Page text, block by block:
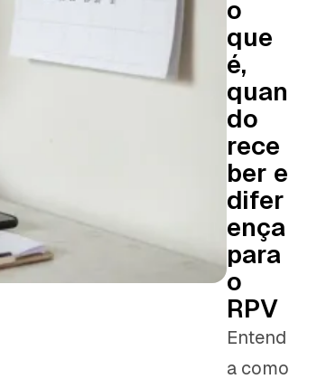
o
que
é,
quan
do
rece
ber e
difer
ença
para
o
RPV
Entend
a como